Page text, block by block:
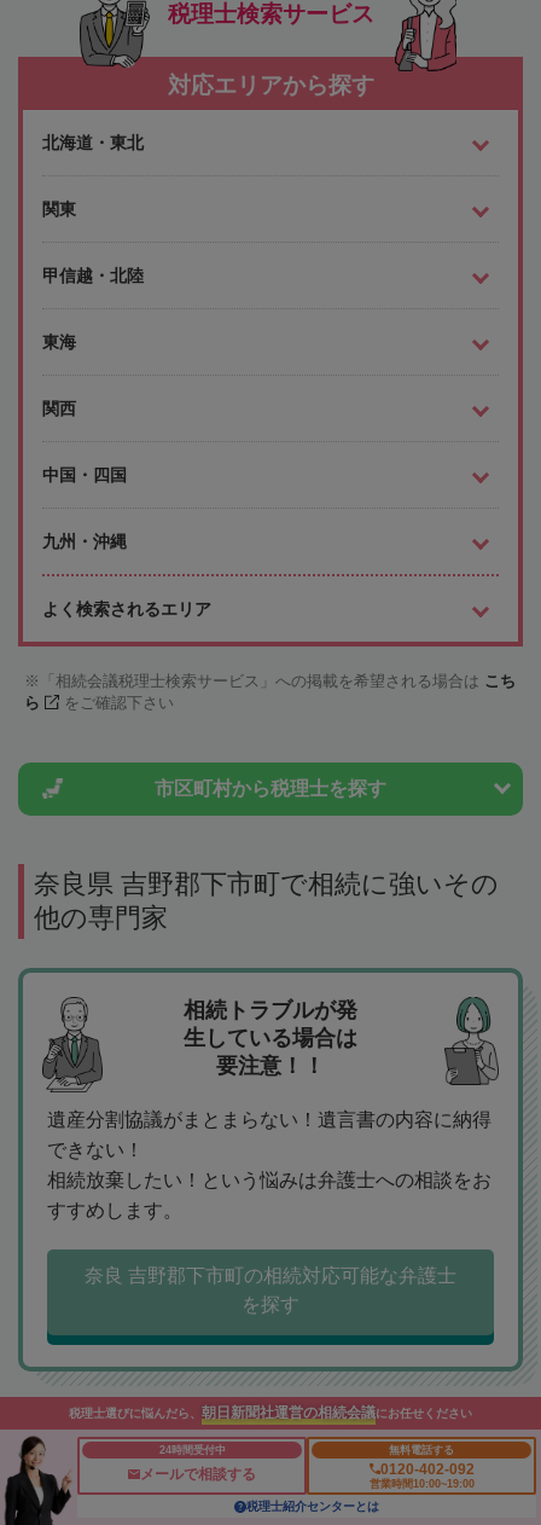
税理士検索サービス
対応エリアから探す
北海道・東北
関東
甲信越・北陸
東海
関西
中国・四国
九州・沖縄
よく検索されるエリア
「相続会議税理士検索サービス」への掲載を希望される場合は こち
ら
をご確認下さい
市区町村から税理士を探す
奈良県 吉野郡下市町で相続に強いその
他の専門家
相続トラブルが発
生している場合は
要注意！！
遺産分割協議がまとまらない！遺言書の内容に納得
できない！
相続放棄したい！という悩みは弁護士への相談をお
すすめします。
奈良 吉野郡下市町の相続対応可能な弁護士
を探す
相続手続きや、不
動産の名義変更は
司法書士へ
税理士選びに悩んだら、 朝日新聞社運営の相続会議にお任せください
24時間受付中
メールで相談する
無料電話する
0120-402-092
営業時間10:00~19:00
税理士紹介センターとは